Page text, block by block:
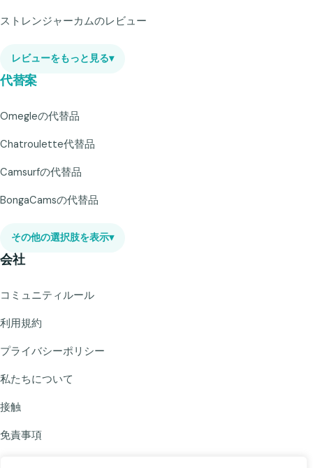
ストレンジャーカムのレビュー
レビューをもっと見る▾
代替案
Omegleの代替品
Chatroulette代替品
Camsurfの代替品
BongaCamsの代替品
その他の選択肢を表示▾
会社
コミュニティルール
利用規約
プライバシーポリシー
私たちについて
接触
免責事項